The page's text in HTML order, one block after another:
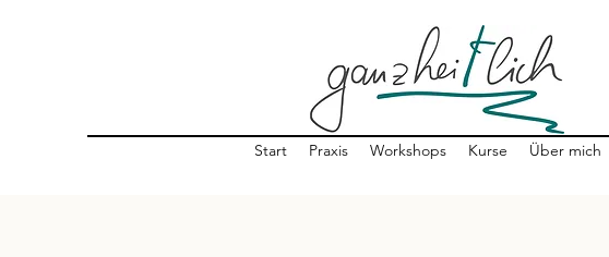
Start Praxis Workshops Kurse Über mich